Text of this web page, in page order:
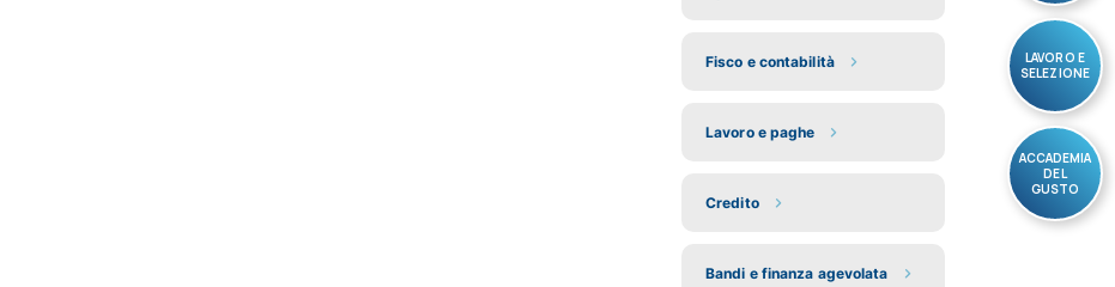
LAVORO E
SELEZIONE
ACCADEMIA
DEL
GUSTO
Fisco e contabilità
Lavoro e paghe
Credito
Bandi e finanza agevolata